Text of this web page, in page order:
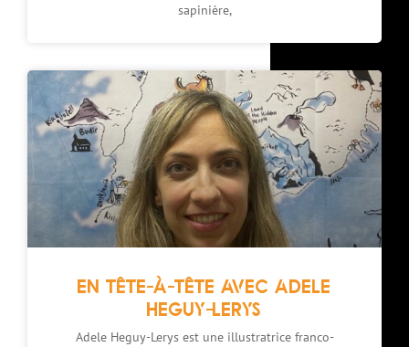
sapinière,
EN TÊTE-À-TÊTE AVEC ADELE
HEGUY-LERYS
Adele Heguy-Lerys est une illustratrice franco-